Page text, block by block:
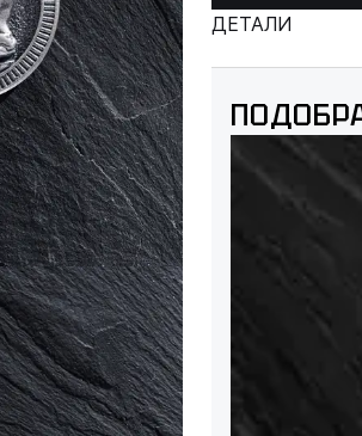
ДЕТАЛИ